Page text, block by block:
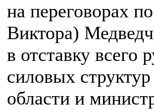
на переговорах
Виктора)
в отставку всего
силовых
области и